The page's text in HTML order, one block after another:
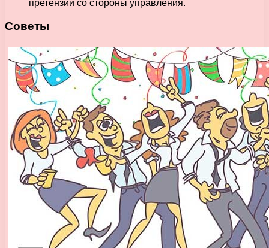
претензий со стороны управления.
Советы